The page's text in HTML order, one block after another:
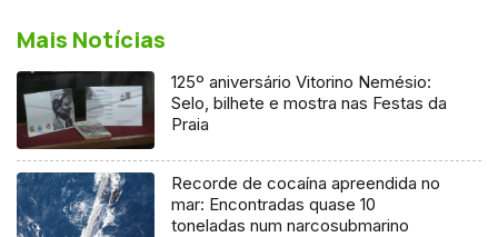
Mais Notícias
125º aniversário Vitorino Nemésio:
Selo, bilhete e mostra nas Festas da
Praia
Recorde de cocaína apreendida no
mar: Encontradas quase 10
toneladas num narcosubmarino